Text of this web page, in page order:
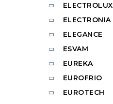
ELECTROLUX
ELECTRONIA
ELEGANCE
ESVAM
EUREKA
EUROFRIO
EUROTECH